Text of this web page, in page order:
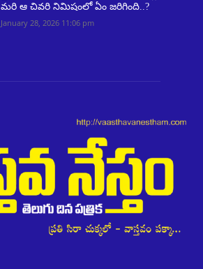
మరి ఆ చివరి నిమిషంలో ఏం జరిగింది..?
January 28, 2026 11:06 pm